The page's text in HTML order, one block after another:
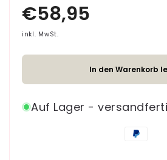
Menge
für
Hundehalsband
inkl. MwSt.
In den Warenkorb
Auf Lager -